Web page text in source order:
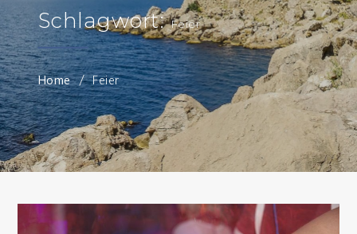
Schlagwort:Feier
Home Feier